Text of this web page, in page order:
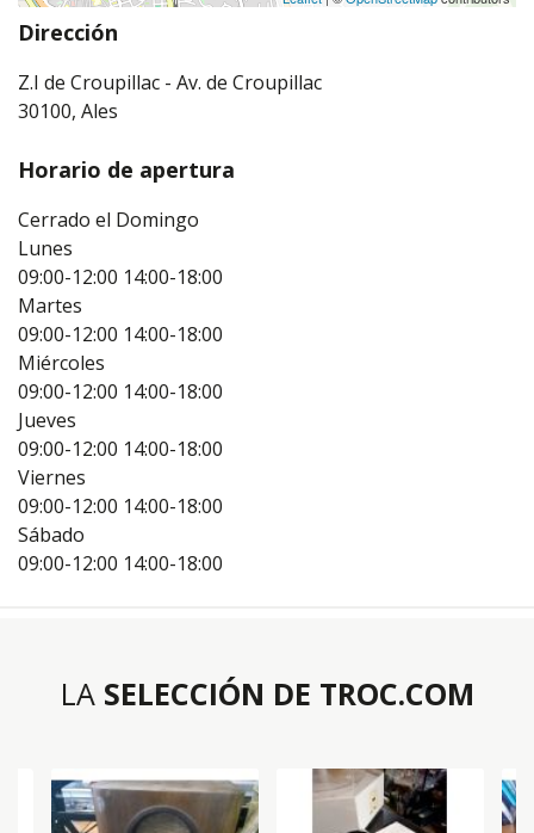
Dirección
Z.I de Croupillac - Av. de Croupillac
30100, Ales
Horario de apertura
Cerrado el Domingo
Lunes
09:00-12:00 14:00-18:00
Martes
09:00-12:00 14:00-18:00
Miércoles
09:00-12:00 14:00-18:00
Jueves
09:00-12:00 14:00-18:00
Viernes
09:00-12:00 14:00-18:00
Sábado
09:00-12:00 14:00-18:00
LA SELECCIÓN DE TROC.COM